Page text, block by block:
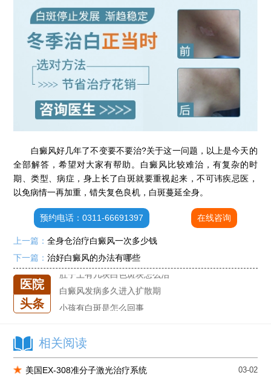
白癜风好几年了不变要不要治?关于这一问题，以上是今天的
全部解答，希望对大家有帮助。白癜风比较难治，有复杂的时
期、类型、病症，身上长了白斑就要重视起来，不可讳疾忌医，
以免病情一再加重，错失复色良机，白斑蔓延全身。
预约电话：0311-66691397 在线咨询
上一篇：全身仓治疗白癜风一次多少钱
下一篇：治好白癜风的办法有哪些
医院
头条
石家庄专治白斑医院
治疗白癜风便宜的医院
各种白斑的图片
肚子上有几块白色斑块怎么治
白癜风发病多久进入扩散期
小孩有白斑是怎么回事
石家庄远大中医皮肤医院怎么样
石家庄专治白斑医院
治疗白癜风便宜的医院
相关阅读
美国EX-308准分子激光治疗系统 03-02